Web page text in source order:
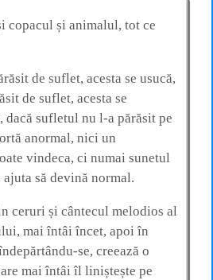
copacul și animalul, tot ce
de suflet, acesta se usucă,
de suflet, acesta se
dacă sufletul nu l-a părăsit pe
anormal, nici un
vindeca, ci numai sunetul
să devină normal.
ceruri și cântecul melodios al
mai întâi încet, apoi în
se, creează o
mai întâi îl liniștește pe